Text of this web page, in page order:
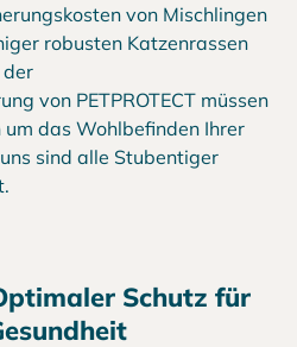
von Mischlingen
robusten Katzenrassen
der
von PETPROTECT müssen
um das Wohlbefinden Ihrer
sind alle Stubentiger
Schutz für